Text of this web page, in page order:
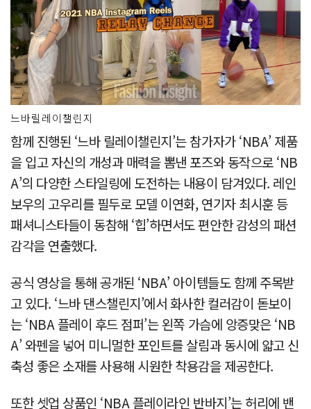
느바릴레이챌린지
함께 진행된 ‘느바 릴레이챌린지’는 참가자가 ‘NBA’ 제품
을 입고 자신의 개성과 매력을 뽐낸 포즈와 동작으로 ‘NB
A’의 다양한 스타일링에 도전하는 내용이 담겨있다. 레인
보우의 고우리를 필두로 모델 이연화, 연기자 최시훈 등
패셔니스타들이 동참해 ‘힙’하면서도 편안한 감성의 패션
감각을 연출했다.
공식 영상을 통해 공개된 ‘NBA’ 아이템들도 함께 주목받
고 있다. ‘느바 댄스챌린지’에서 화사한 컬러감이 돋보이
는 ‘NBA 플레이 후드 점퍼’는 왼쪽 가슴에 앙증맞은 ‘NB
A’ 와펜을 넣어 미니멀한 포인트를 살림과 동시에 얇고 신
축성 좋은 소재를 사용해 시원한 착용감을 제공한다.
또한 셋업 상품인 ‘NBA 플레이라인 반바지’는 허리에 밴